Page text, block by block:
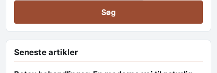
Seneste artikler